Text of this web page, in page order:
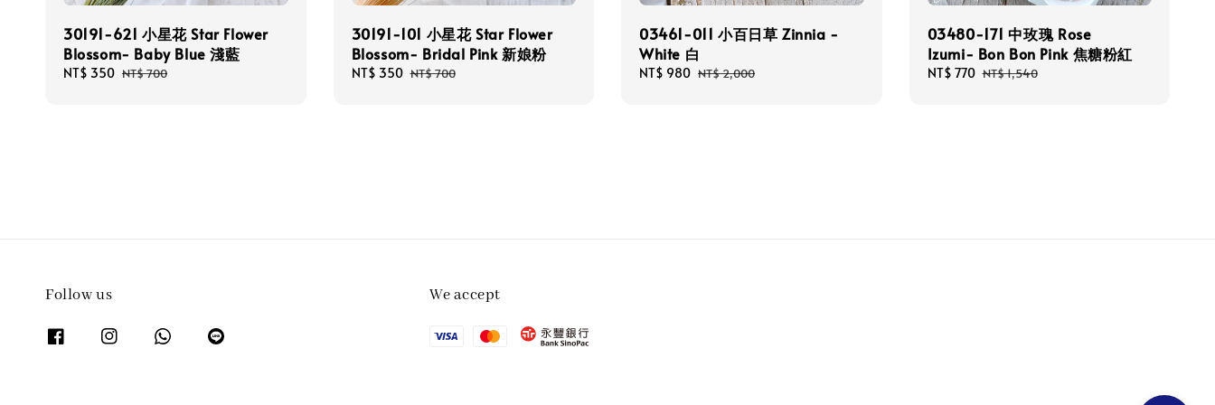
30191-621 小星花 Star Flower
Blossom- Baby Blue 淺藍
Sale
NT$ 350 Regular
NT$ 700
30191-101 小星花 Star Flower
Blossom- Bridal Pink 新娘粉
Sale
NT$ 350 Regular
NT$ 700
03461-011 小百日草 Zinnia -
White 白
Sale
NT$ 980 Regular
NT$ 2,000
03480-171 中玫瑰 Rose
Izumi- Bon Bon Pink 焦糖粉紅
Sale
NT$ 770 Regular
NT$ 1,540
Follow us We accept